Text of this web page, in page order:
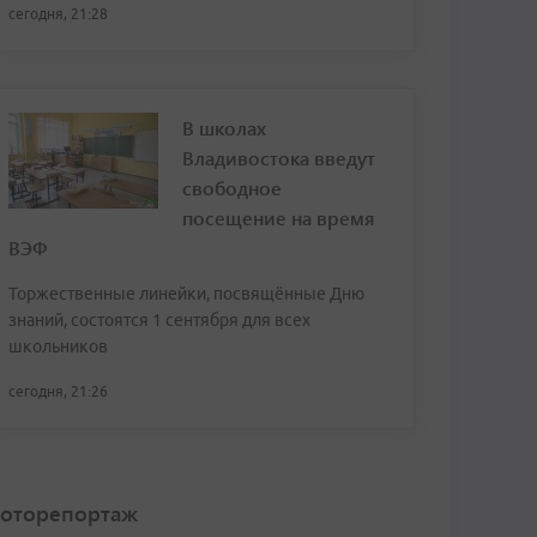
сегодня, 21:28
В школах
Владивостока введут
свободное
посещение на время
ВЭФ
Торжественные линейки, посвящённые Дню
знаний, состоятся 1 сентября для всех
школьников
сегодня, 21:26